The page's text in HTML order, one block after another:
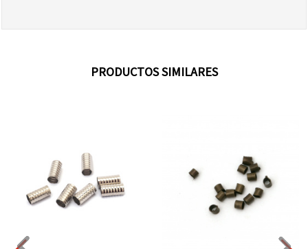
PRODUCTOS SIMILARES